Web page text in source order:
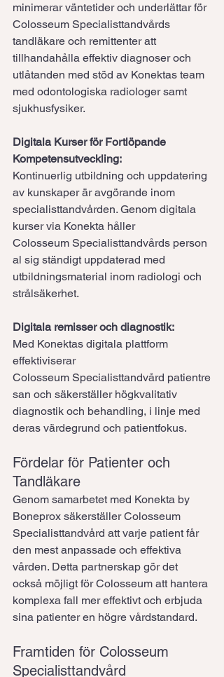
minimerar väntetider och underlättar för
Colosseum Specialisttandvårds
tandläkare och remittenter att
tillhandahålla effektiv diagnoser och
utlåtanden med stöd av Konektas team
med odontologiska radiologer samt
sjukhusfysiker.
Digitala Kurser för Fortlöpande
Kompetensutveckling:
Kontinuerlig utbildning och uppdatering
av kunskaper är avgörande inom
specialisttandvården. Genom digitala
kurser via Konekta håller
Colosseum Specialisttandvårds person
al sig ständigt uppdaterad med
utbildningsmaterial inom radiologi och
strålsäkerhet.
Digitala remisser och diagnostik:
Med Konektas digitala plattform
effektiviserar
Colosseum Specialisttandvård patientre
san och säkerställer högkvalitativ
diagnostik och behandling, i linje med
deras värdegrund och patientfokus.
Fördelar för Patienter och
Tandläkare
Genom samarbetet med Konekta by
Boneprox säkerställer Colosseum
Specialisttandvård att varje patient får
den mest anpassade och effektiva
vården. Detta partnerskap gör det
också möjligt för Colosseum att hantera
komplexa fall mer effektivt och erbjuda
sina patienter en högre vårdstandard.
Framtiden för Colosseum
Specialisttandvård